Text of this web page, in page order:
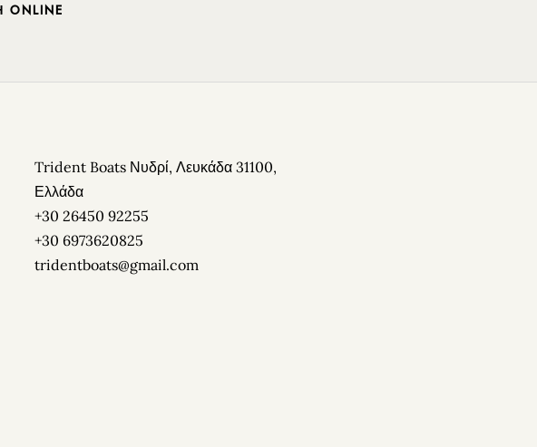
Trident Boats Νυδρί, Λευκάδα 31100,
Ελλάδα
+30 26450 92255
+30 6973620825
tridentboats@gmail.com